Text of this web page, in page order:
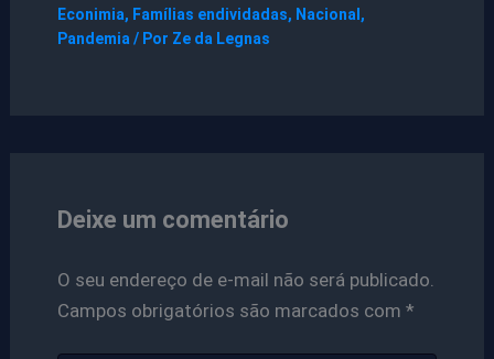
Econimia, Famílias endividadas, Nacional ,
Pandemia / Por Ze da Legnas
Deixe um comentário
O seu endereço de e-mail não será publicado.
Campos obrigatórios são marcados com *